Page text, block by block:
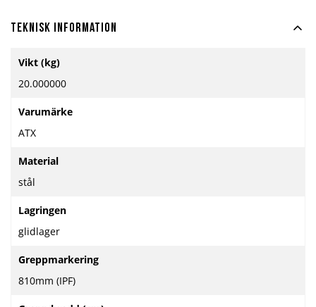
Teknisk information
information
Vikt (kg)
20.000000
Varumärke
ATX
Material
stål
Lagringen
glidlager
Greppmarkering
810mm (IPF)